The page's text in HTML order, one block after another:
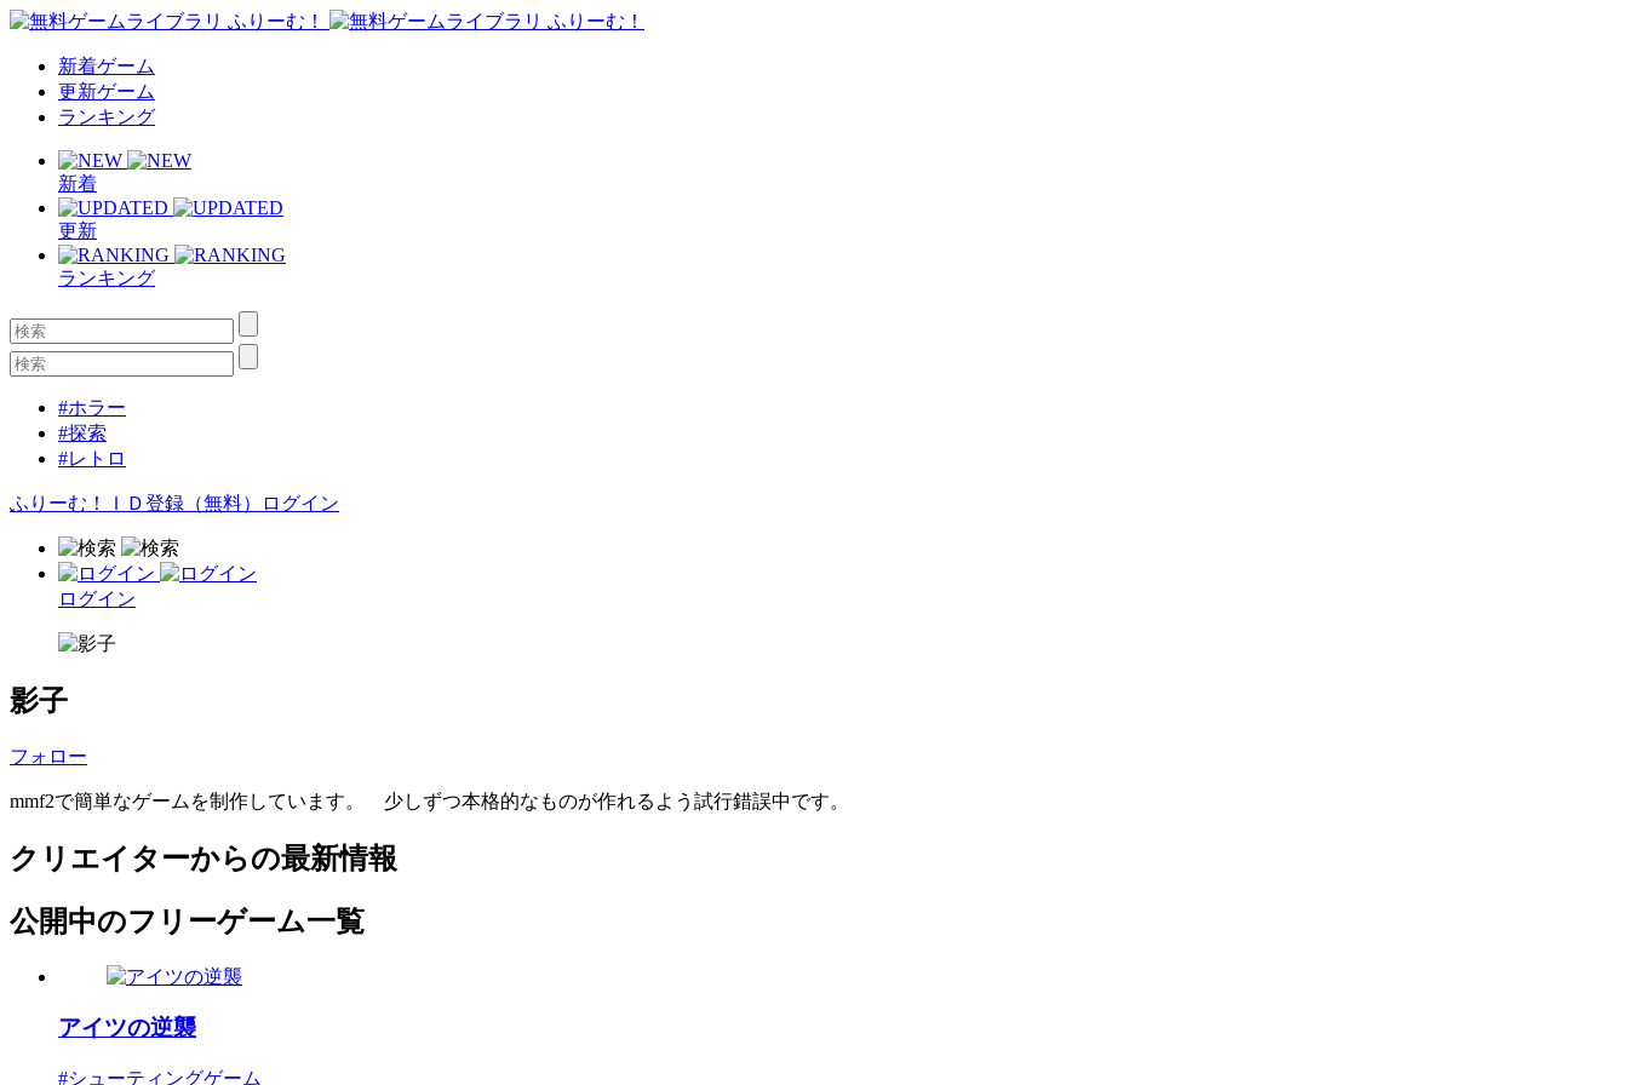
新着ゲーム
更新ゲーム
ランキング
新着
更新
ランキング
#ホラー
#探索
#レトロ
ふりーむ！ＩＤ登録（無料） ログイン
ログイン
影子
フォロー
mmf2で簡単なゲームを制作しています。 少しずつ本格的なものが作れるよう試行錯誤中です。
クリエイターからの最新情報
公開中のフリーゲーム一覧
アイツの逆襲
#シューティングゲーム